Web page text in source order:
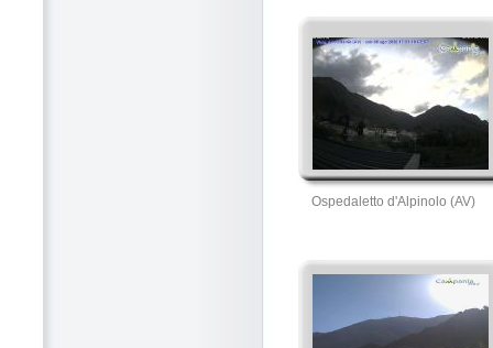
Ospedaletto d'Alpinolo (AV)